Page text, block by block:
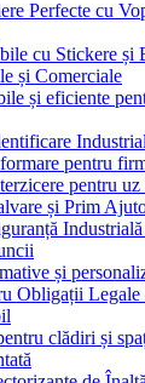
Perfecte cu
cu Stickere și
și Comerciale
și eficiente
pentru
pentru
și Prim
și
Obligații
clădiri și